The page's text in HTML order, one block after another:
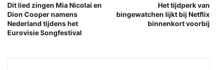
Dit lied zingen Mia Nicolai en
Dion Cooper namens
Nederland tijdens het
Eurovisie Songfestival
Het tijdperk van
bingewatchen lijkt bij Netflix
binnenkort voorbij